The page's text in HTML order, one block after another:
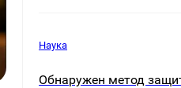
Наука
Обнаружен метод